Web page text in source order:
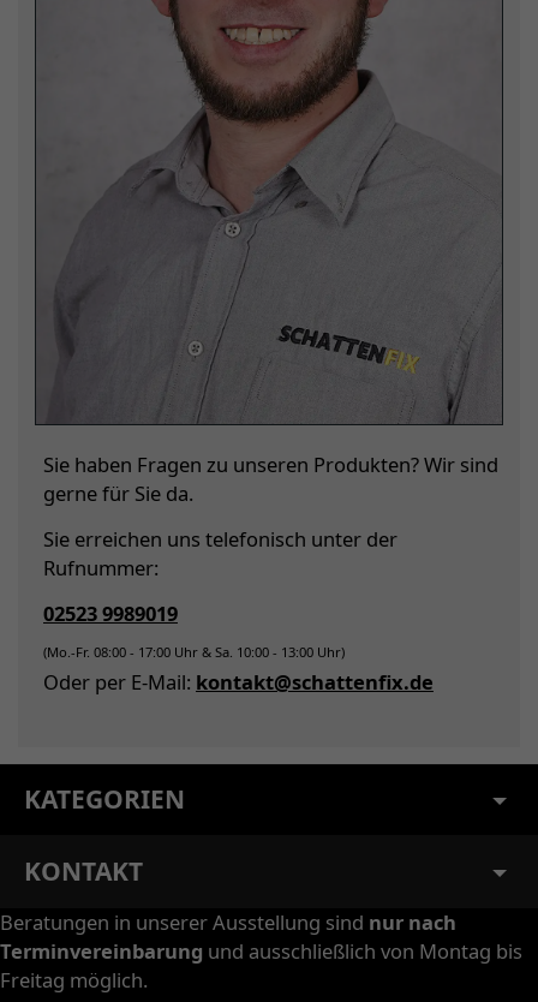
Sie haben Fragen zu unseren Produkten? Wir sind
gerne für Sie da.
Sie erreichen uns telefonisch unter der
Rufnummer:
02523 9989019
(Mo.-Fr. 08:00 - 17:00 Uhr & Sa. 10:00 - 13:00 Uhr)
Oder per E-Mail: kontakt@schattenfix.de
KATEGORIEN
KONTAKT
Beratungen in unserer Ausstellung sind nur nach
Terminvereinbarung und ausschließlich von Montag bis
Freitag möglich.